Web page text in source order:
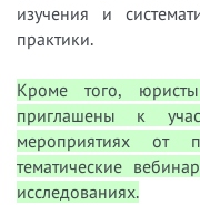
изучения и
практики.
Кроме того,
приглашены к
мероприятиях от
тематические
исследованиях.